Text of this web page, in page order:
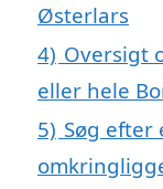
Østerlars
4) Oversigt
eller hele
5) Søg